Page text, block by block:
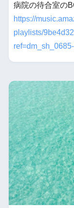
病院の待合室の
https://
playlists/